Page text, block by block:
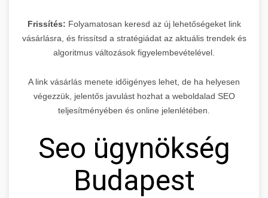
Frissítés: Folyamatosan keresd az új lehetőségeket link
vásárlásra, és frissítsd a stratégiádat az aktuális trendek és
algoritmus változások figyelembevételével.
A link vásárlás menete időigényes lehet, de ha helyesen
végezzük, jelentős javulást hozhat a weboldalad SEO
teljesítményében és online jelenlétében.
Seo ügynökség
Budapest